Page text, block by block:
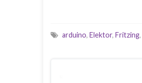
arduino, Elektor, Fritzing,